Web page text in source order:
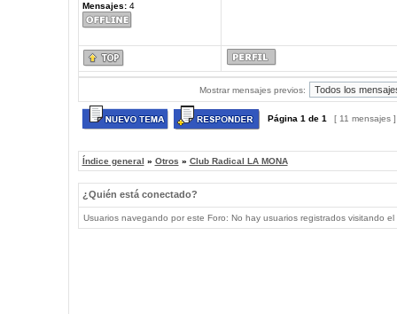
Mensajes:4
Mostrar mensajes previos:
Página 1 de 1 [ 11 mensajes
Índice general » Otros » Club Radical LA MONA
¿Quién está conectado?
Usuarios navegando por este Foro: No hay usuarios registrados visitando